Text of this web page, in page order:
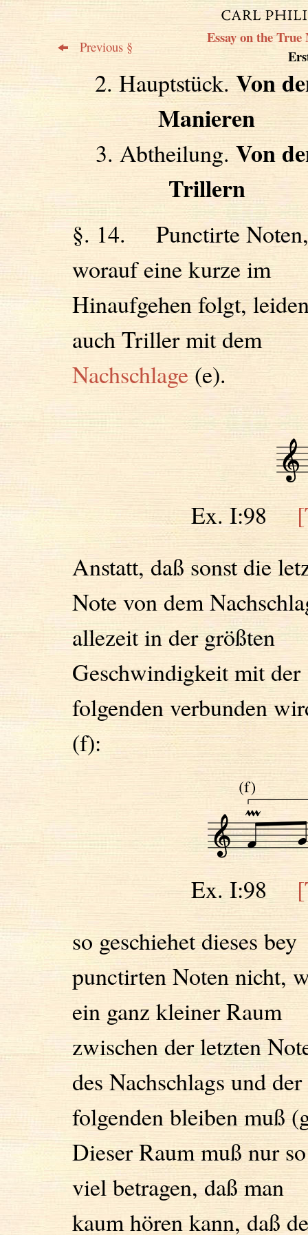
Previous §
Essay on the
2. Hauptstück.Von
Manieren
3. Abtheilung. Von
Trillern
§. 14. Punctirte Noten,
worauf eine kurze im
Hinaufgehen folgt,
auch Triller mit dem
Nachschlage (e).
Ex. I:98
Anstatt, daß sonst die
Note von dem
allezeit in der größten
Geschwindigkeit mit der
folgenden verbunden
(f):
Ex. I:98
so geschiehet dieses bey
punctirten Noten nicht,
ein ganz kleiner Raum
zwischen der letzten
des Nachschlags und der
folgenden bleiben muß
Dieser Raum muß nur so
viel betragen, daß man
kaum hören kann, daß